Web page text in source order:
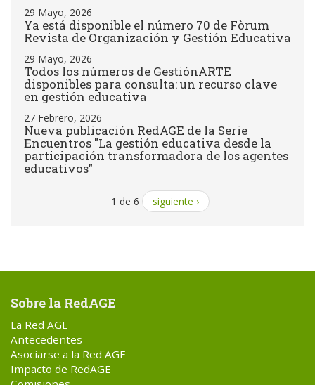
29 Mayo, 2026
Ya está disponible el número 70 de Fòrum
Revista de Organización y Gestión Educativa
29 Mayo, 2026
Todos los números de GestiónARTE
disponibles para consulta: un recurso clave
en gestión educativa
27 Febrero, 2026
Nueva publicación RedAGE de la Serie
Encuentros "La gestión educativa desde la
participación transformadora de los agentes
educativos"
1 de 6 siguiente ›
Sobre la RedAGE
La Red AGE
Antecedentes
Asociarse a la Red AGE
Impacto de RedAGE